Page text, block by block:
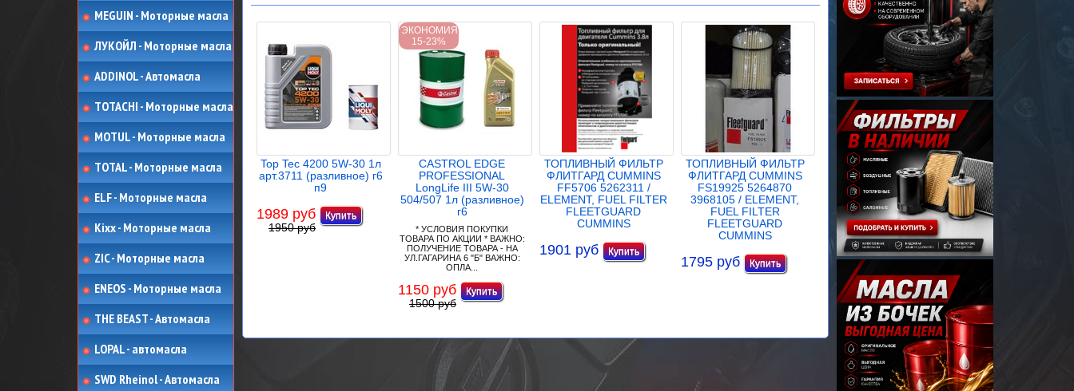
MEGUIN - Моторные масла
ЛУКОЙЛ - Моторные масла
ADDINOL - Автомасла
TOTACHI - Моторные масла
MOTUL - Моторные масла
TOTAL - Моторные масла
ELF - Моторные масла
Kixx - Моторные масла
ZIC - Моторные масла
ENEOS - Моторные масла
THE BEAST - Автомасла
LOPAL - автомасла
SWD Rheinol - Автомасла
Top Tec 4200 5W-30 1л
арт.3711 (разливное) г6
п9
1989 руб
1950 руб
ЭКОНОМИЯ
15-23%
CASTROL EDGE
PROFESSIONAL
LongLife III 5W-30
504/507 1л (разливное)
г6
* УСЛОВИЯ ПОКУПКИ
ТОВАРА ПО АКЦИИ * ВАЖНО:
ПОЛУЧЕНИЕ ТОВАРА - НА
УЛ.ГАГАРИНА 6 "Б" ВАЖНО:
ОПЛА...
1150 руб
1500 руб
ТОПЛИВНЫЙ ФИЛЬТР
ФЛИТГАРД CUMMINS
FF5706 5262311 /
ELEMENT, FUEL FILTER
FLEETGUARD
CUMMINS
1901 руб
ТОПЛИВНЫЙ ФИЛЬТР
ФЛИТГАРД CUMMINS
FS19925 5264870
3968105 / ELEMENT,
FUEL FILTER
FLEETGUARD
CUMMINS
1795 руб